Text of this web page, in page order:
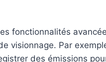
fonctionnalités
visionnage. Par
des émissions